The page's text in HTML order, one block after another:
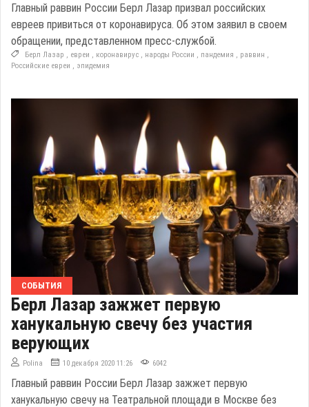
Главный раввин России Берл Лазар призвал российских
евреев привиться от коронавируса. Об этом заявил в своем
обращении, представленном пресс-службой.
Берл Лазар , евреи , коронавирус , народы России , пандемия , раввин ,
Российские евреи , эпидемия
СОБЫТИЯ
Берл Лазар зажжет первую
ханукальную свечу без участия
верующих
Polina 10 декабря 2020 11:26 6042
Главный раввин России Берл Лазар зажжет первую
ханукальную свечу на Театральной площади в Москве без